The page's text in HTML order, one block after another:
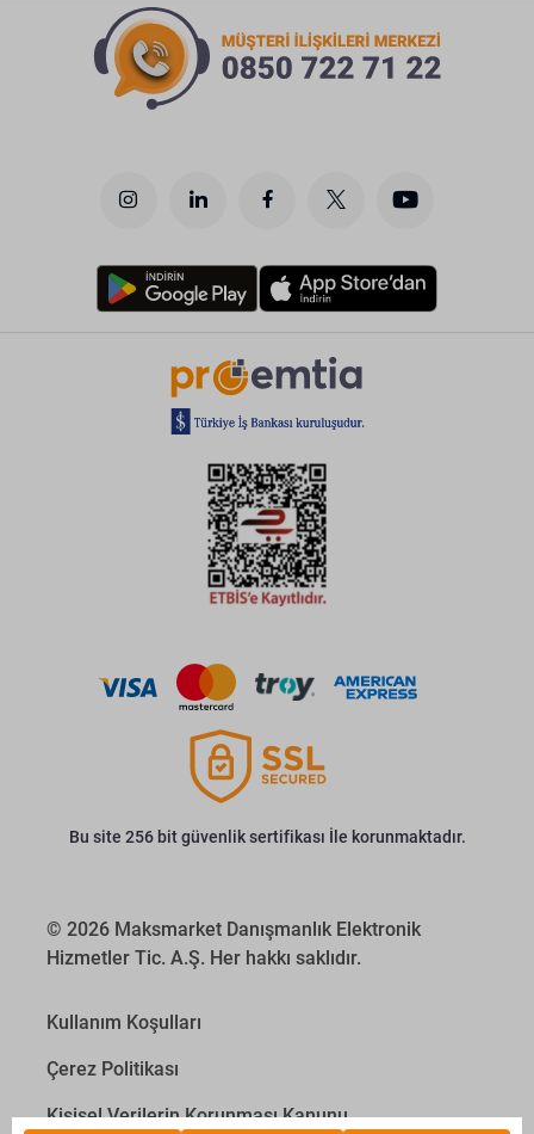
Bu site 256 bit güvenlik sertifikası İle korunmaktadır.
© 2026 Maksmarket Danışmanlık Elektronik
Hizmetler Tic. A.Ş. Her hakkı saklıdır.
Kullanım Koşulları
Çerez Politikası
Kişisel Verilerin Korunması Kanunu